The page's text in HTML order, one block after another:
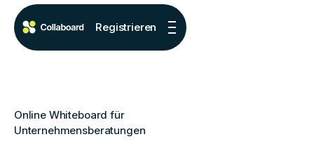
Registrieren
Online Whiteboard für
Unternehmensberatungen